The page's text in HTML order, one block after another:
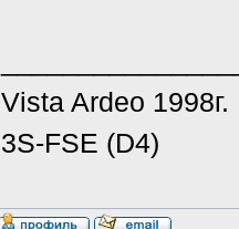
Vista Ardeo 1998г.
3S-FSE (D4)